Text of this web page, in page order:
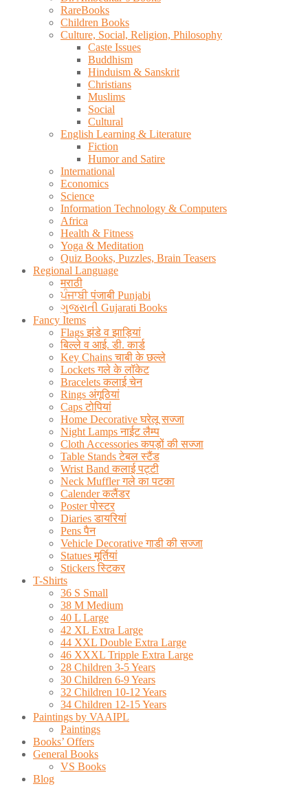
RareBooks
Children Books
Culture, Social, Religion, Philosophy
Caste Issues
Buddhism
Hinduism & Sanskrit
Christians
Muslims
Social
Cultural
English Learning & Literature
Fiction
Humor and Satire
International
Economics
Science
Information Technology & Computers
Africa
Health & Fitness
Yoga & Meditation
Quiz Books, Puzzles, Brain Teasers
Regional Language
मराठी
ਪੰਜਾਬੀ पंजाबी Punjabi
ગુજરાતી Gujarati Books
Fancy Items
Flags झंडे व झाड़ियां
बिल्ले व आई. डी. कार्ड
Key Chains चाबी के छल्ले
Lockets गले के लॉकेट
Bracelets कलाई चेन
Rings अंगूठियां
Caps टोपियां
Home Decorative घरेलू सज्जा
Night Lamps नाईट लैम्प
Cloth Accessories कपड़ों की सज्जा
Table Stands टेबल स्टैंड
Wrist Band कलाई पट्टी
Neck Muffler गले का पटका
Calender कलैंडर
Poster पोस्टर
Diaries डायरियां
Pens पैन
Vehicle Decorative गाडी की सज्जा
Statues मूर्तियां
Stickers स्टिकर
T-Shirts
36 S Small
38 M Medium
40 L Large
42 XL Extra Large
44 XXL Double Extra Large
46 XXXL Tripple Extra Large
28 Children 3-5 Years
30 Children 6-9 Years
32 Children 10-12 Years
34 Children 12-15 Years
Paintings by VAAIPL
Paintings
Books’ Offers
General Books
VS Books
Blog